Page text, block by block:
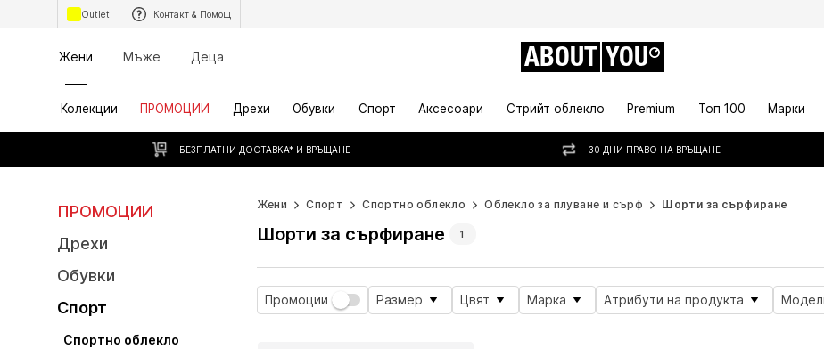
Outlet Контакт & Помощ
Жени Мъже Деца ABOUT YOU
Колекции ПРОМОЦИИ Дрехи Обувки Спорт Аксесоари Стрийт облекло Premium Топ 100 Марки
БЕЗПЛАТНИ ДОСТАВКА* И ВРЪЩАНЕ 30 ДНИ ПРАВО НА ВРЪЩАНЕ
ПРОМОЦИИ
Дрехи
Обувки
Спорт
Спортно облекло
Жени Спорт Спортно облекло Облекло за плуване и сърф Шорти за сърфиране
Шорти за сърфиране 1
Промоции Размер Цвят Марка Атрибути на продукта